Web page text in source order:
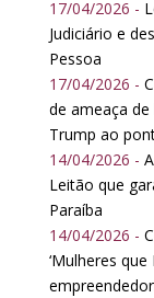
17/04/2026 -
Judiciário e
Pessoa
17/04/2026 -
de ameaça
Trump ao
14/04/2026 -
Leitão que
Paraíba
14/04/2026 -
‘Mulheres